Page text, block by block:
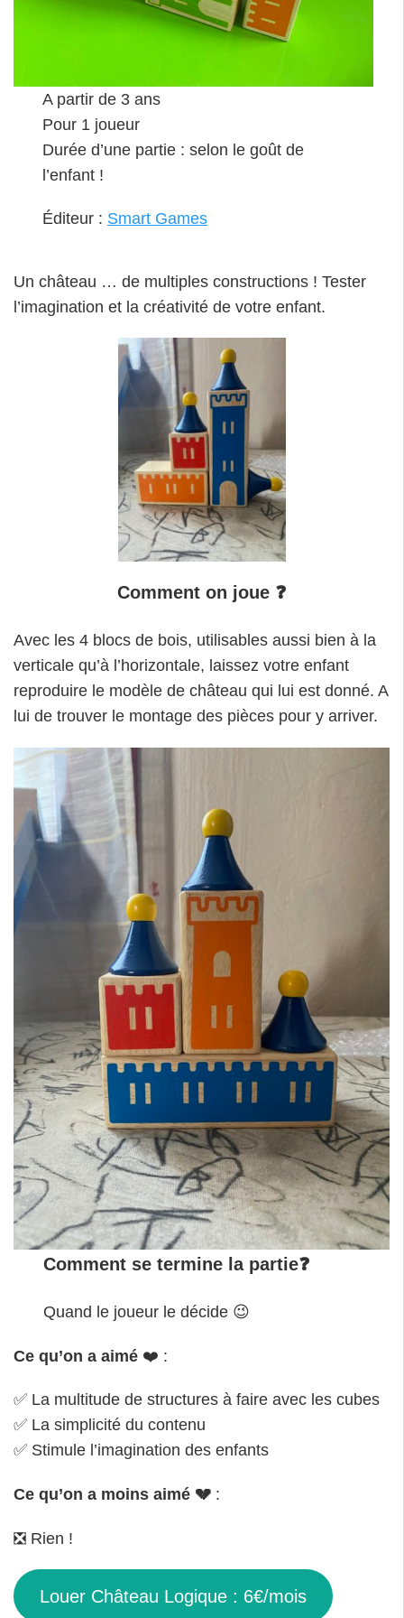
A partir de 3 ans
Pour 1 joueur
Durée d’une partie : selon le goût de
l’enfant !
Éditeur : Smart Games
Un château … de multiples constructions ! Tester
l’imagination et la créativité de votre enfant.
Comment on joue ❓
Avec les 4 blocs de bois, utilisables aussi bien à la
verticale qu’à l’horizontale, laissez votre enfant
reproduire le modèle de château qui lui est donné. A
lui de trouver le montage des pièces pour y arriver.
Comment se termine la partie❓
Quand le joueur le décide 😉
Ce qu’on a aimé ❤️ :
✅ La multitude de structures à faire avec les cubes
✅ La simplicité du contenu
✅ Stimule l’imagination des enfants
Ce qu’on a moins aimé 💔 :
❎ Rien !
Louer Château Logique : 6€/mois